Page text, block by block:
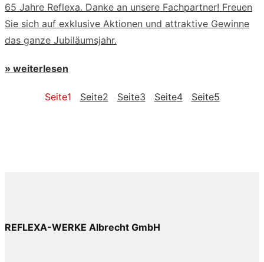
65 Jahre Reflexa. Danke an unsere Fachpartner! Freuen
Sie sich auf exklusive Aktionen und attraktive Gewinne
das ganze Jubiläumsjahr.
» weiterlesen
Seite1 Seite2 Seite3 Seite4 Seite5
REFLEXA-WERKE Albrecht GmbH